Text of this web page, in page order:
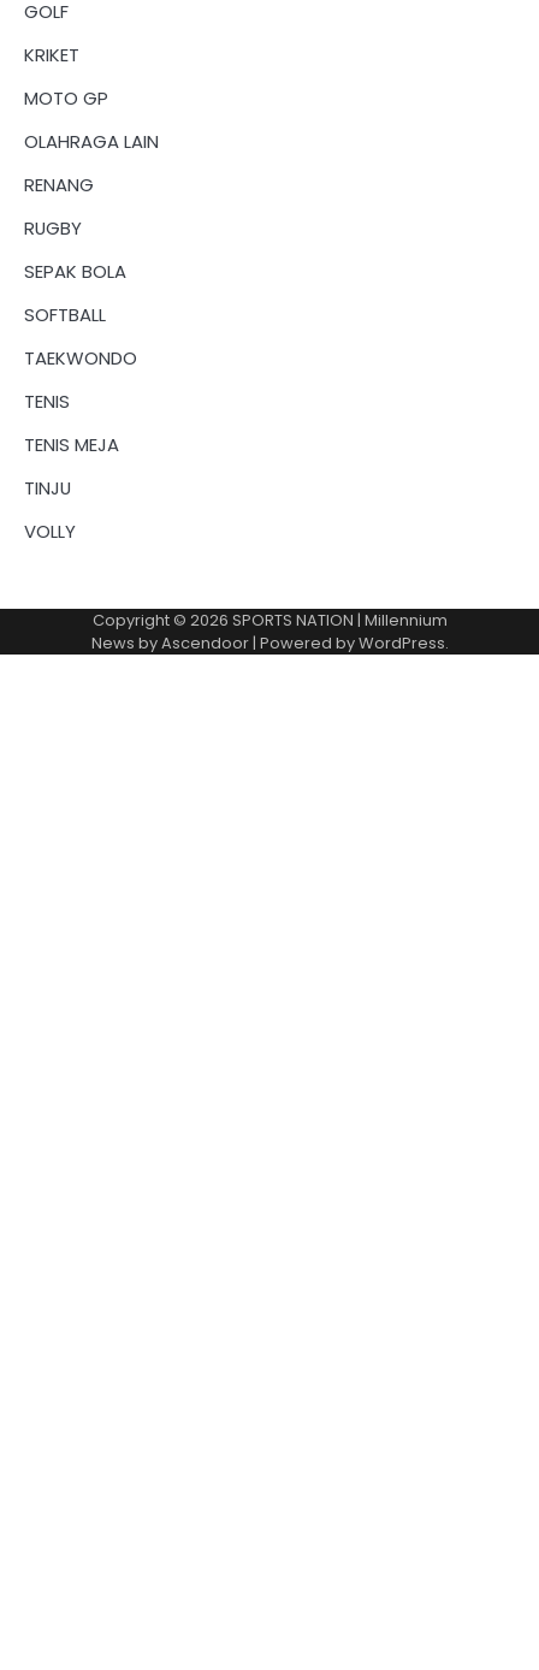
GOLF
KRIKET
MOTO GP
OLAHRAGA LAIN
RENANG
RUGBY
SEPAK BOLA
SOFTBALL
TAEKWONDO
TENIS
TENIS MEJA
TINJU
VOLLY
Copyright © 2026 SPORTS NATION | Millennium
News byAscendoor| Powered byWordPress.